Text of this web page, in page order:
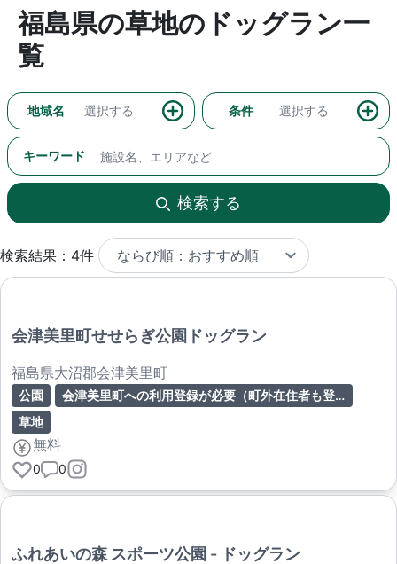
福島県の草地のドッグラン一
覧
地域名 選択する 条件 選択する
キーワード
検索する
検索結果：4件
会津美里町せせらぎ公園ドッグラン
福島県大沼郡会津美里町
公園
会津美里町への利用登録が必要（町外在住者も登録可）
草地
無料
0 0
ふれあいの森 スポーツ公園 - ドッグラン